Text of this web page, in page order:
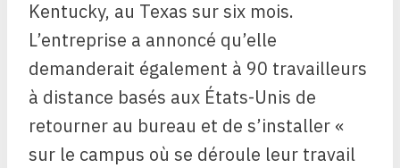
Kentucky, au Texas sur six mois.
L’entreprise a annoncé qu’elle
demanderait également à 90 travailleurs
à distance basés aux États-Unis de
retourner au bureau et de s’installer «
sur le campus où se déroule leur travail